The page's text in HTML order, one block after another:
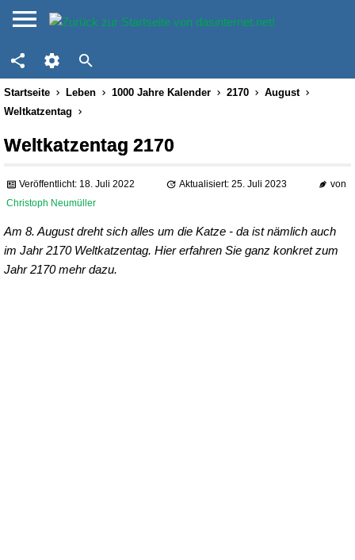
Startseite Leben 1000 Jahre Kalender 2170
August
Weltkatzentag
Weltkatzentag 2170
Veröffentlicht: 18. Juli 2022 Aktualisiert: 25. Juli 2023
von
Christoph Neumüller
Am 8. August dreht sich alles um die Katze - da ist nämlich auch
im Jahr 2170 Weltkatzentag. Hier erfahren Sie ganz konkret zum
Jahr 2170 mehr dazu.